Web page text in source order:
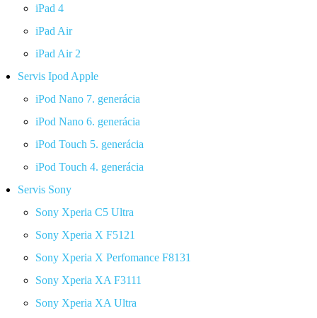
iPad 4
iPad Air
iPad Air 2
Servis Ipod Apple
iPod Nano 7. generácia
iPod Nano 6. generácia
iPod Touch 5. generácia
iPod Touch 4. generácia
Servis Sony
Sony Xperia C5 Ultra
Sony Xperia X F5121
Sony Xperia X Perfomance F8131
Sony Xperia XA F3111
Sony Xperia XA Ultra